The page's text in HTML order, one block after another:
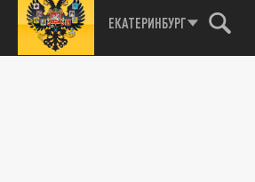
ЕКАТЕРИНБУРГ